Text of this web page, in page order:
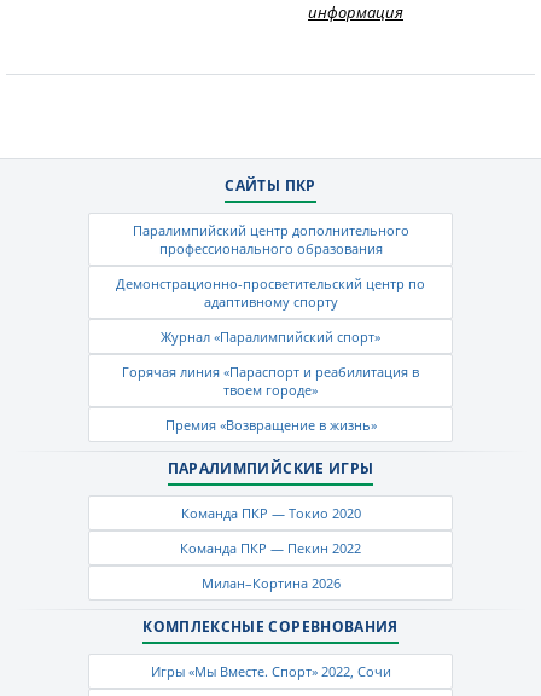
информация
САЙТЫ ПКР
Паралимпийский центр дополнительного
профессионального образования
Демонстрационно-просветительский центр по
адаптивному спорту
Журнал «Паралимпийский спорт»
Горячая линия «Параспорт и реабилитация в
твоем городе»
Премия «Возвращение в жизнь»
ПАРАЛИМПИЙСКИЕ ИГРЫ
Команда ПКР — Токио 2020
Команда ПКР — Пекин 2022
Милан–Кортина 2026
КОМПЛЕКСНЫЕ СОРЕВНОВАНИЯ
Игры «Мы Вместе. Спорт» 2022, Сочи